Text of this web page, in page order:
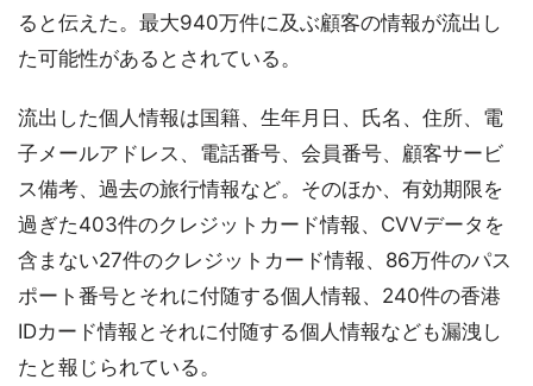
ると伝えた。最大940万件に及ぶ顧客の情報が流出し
た可能性があるとされている。
流出した個人情報は国籍、生年月日、氏名、住所、電
子メールアドレス、電話番号、会員番号、顧客サービ
ス備考、過去の旅行情報など。そのほか、有効期限を
過ぎた403件のクレジットカード情報、CVVデータを
含まない27件のクレジットカード情報、86万件のパス
ポート番号とそれに付随する個人情報、240件の香港
IDカード情報とそれに付随する個人情報なども漏洩し
たと報じられている。